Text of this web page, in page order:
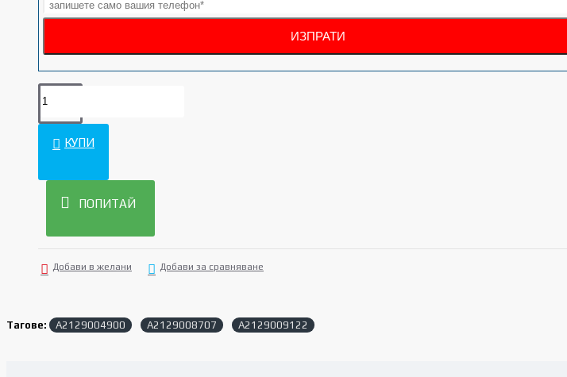
КУПИ
ПОПИТАЙ
Добави в желани Добави за сравняване
Тагове: A2129004900 A2129008707 A2129009122